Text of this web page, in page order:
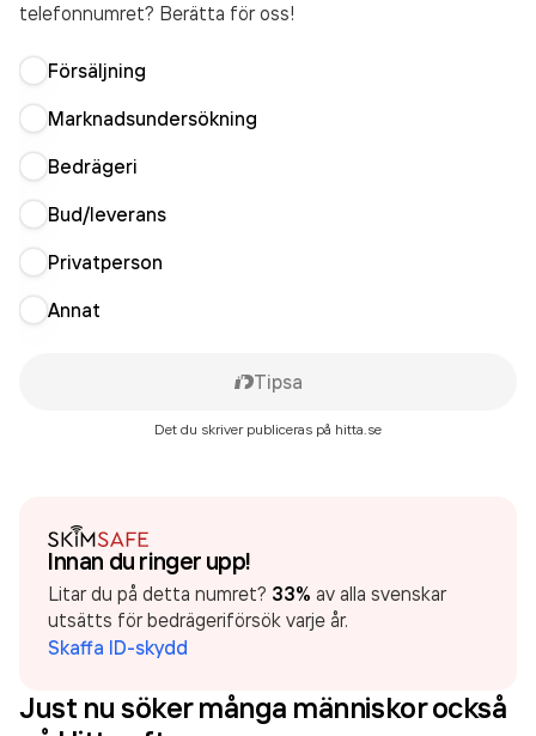
telefonnumret? Berätta för oss!
Försäljning
Marknadsundersökning
Bedrägeri
Bud/leverans
Privatperson
Annat
Tipsa
Det du skriver publiceras på hitta.se
Innan du ringer upp!
Litar du på detta numret? 33% av alla svenskar
utsätts för bedrägeriförsök varje år.
Skaffa ID-skydd
Just nu söker många människor också